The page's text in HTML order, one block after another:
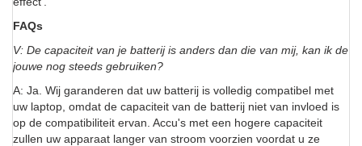
FAQs
V: De capaciteit van je batterij is anders dan die van mij, kan ik de
jouwe nog steeds gebruiken?
A: Ja. Wij garanderen dat uw batterij is volledig compatibel met
uw laptop, omdat de capaciteit van de batterij niet van invloed is
op de compatibiliteit ervan. Accu's met een hogere capaciteit
zullen uw apparaat langer van stroom voorzien voordat u ze